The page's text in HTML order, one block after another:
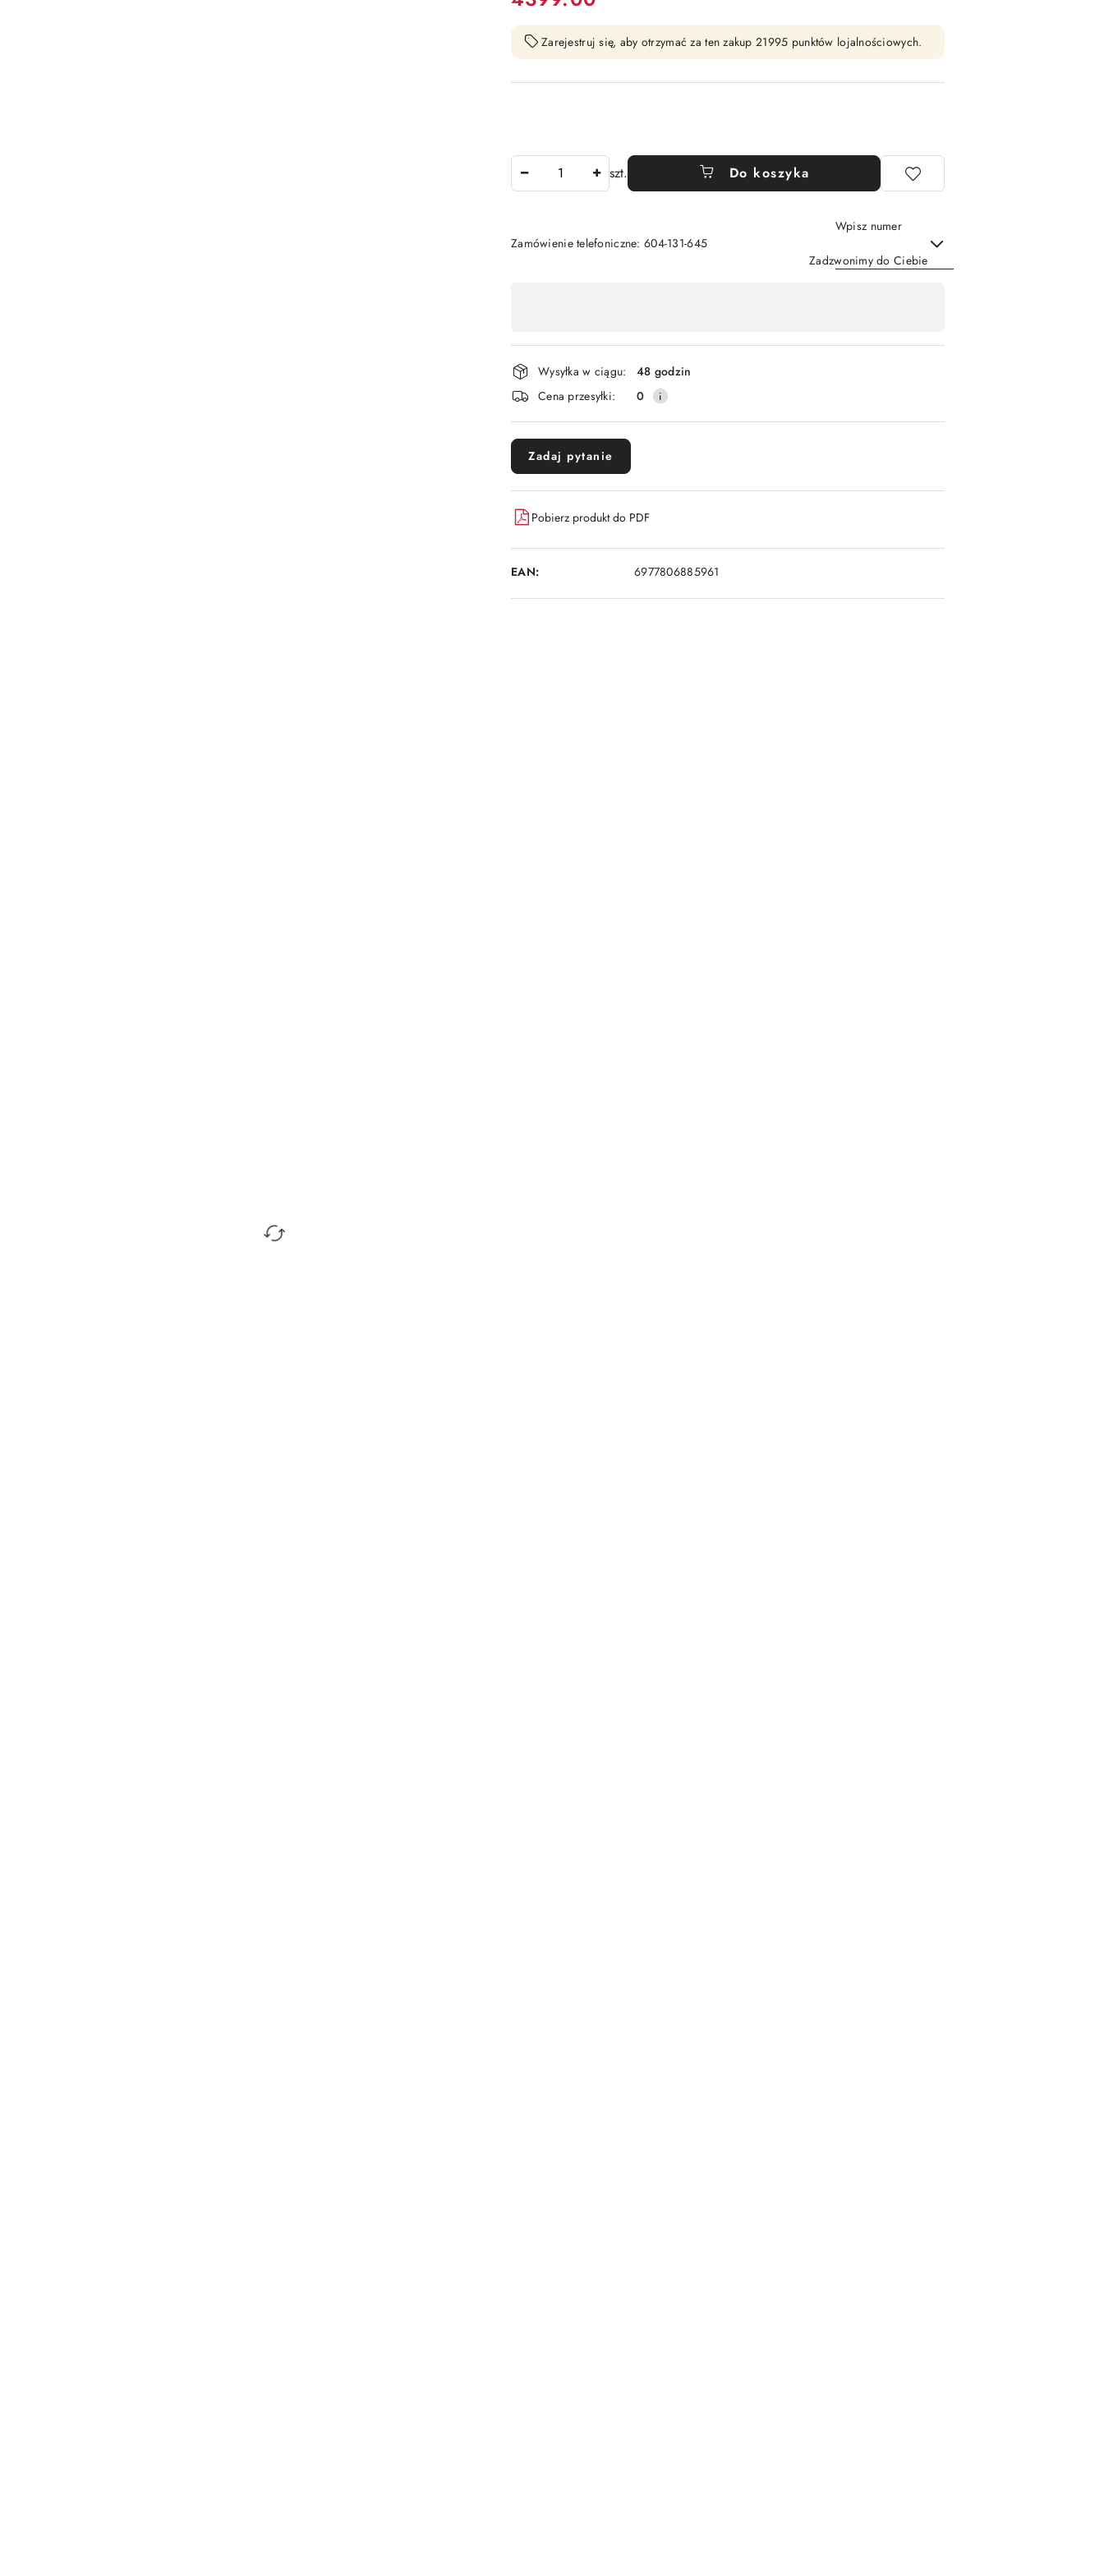
Zarejestruj się, aby otrzymać za ten zakup 21995 punktów lojalnościowych.
szt. Do koszyka
Zamówienie telefoniczne: 604-131-645
Wpisz numer
Zadzwonimy do Ciebie
płatność
i
dostawa
Wysyłka w ciągu:
48 godzin
Cena przesyłki:
0
Zadaj pytanie
Pobierz produkt do PDF
EAN: 6977806885961